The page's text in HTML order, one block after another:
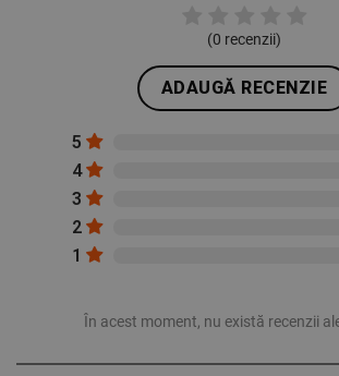
(0 recenzii)
ADAUGĂ RECENZIE
5
4
3
2
1
În acest moment, nu există recenzii